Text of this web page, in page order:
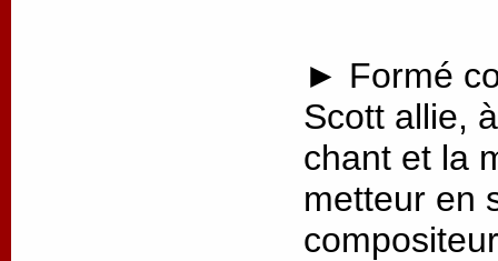
► Formé
Scott allie,
chant et la
metteur en